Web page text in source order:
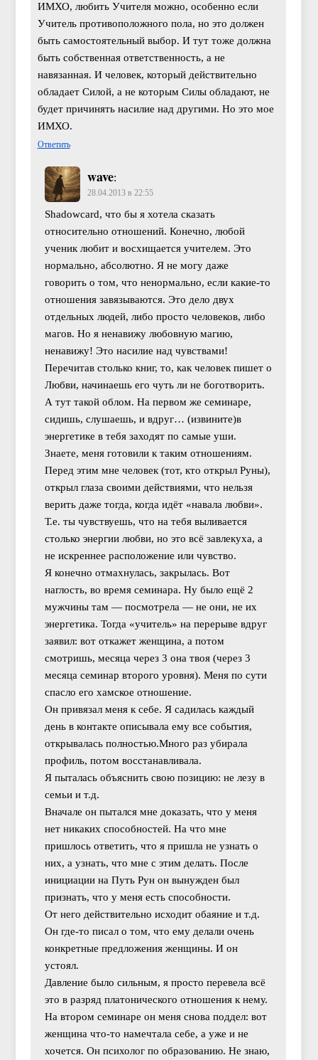
ИМХО, любить Учителя можно, особенно если
Учитель противоположного пола, но это должен
быть самостоятельный выбор. И тут тоже должна
быть собственная ответственность, а не
навязанная. И человек, который действительно
обладает Силой, а не которым Силы обладают, не
будет причинять насилие над другими. Но это мое
ИМХО.
Ответить
wave:
28.04.2013 в 22:55
Shadowcard, что бы я хотела сказать
относительно отношений. Конечно, любой
ученик любит и восхищается учителем. Это
нормально, абсолютно. Я не могу даже
говорить о том, что ненормально, если какие-то
отношения завязываются. Это дело двух
отдельных людей, либо просто человеков, либо
магов. Но я ненавижу любовную магию,
ненавижу! Это насилие над чувствами!
Перечитав столько книг, то, как человек пишет о
Любви, начинаешь его чуть ли не боготворить.
А тут такой облом. На первом же семинаре,
сидишь, слушаешь, и вдруг… (извините)в
энергетике в тебя заходят по самые уши.
Знаете, меня готовили к таким отношениям.
Перед этим мне человек (тот, кто открыл Руны),
открыл глаза своими действиями, что нельзя
верить даже тогда, когда идёт «навала любви».
Т.е. ты чувствуешь, что на тебя выливается
столько энергии любви, но это всё завлекуха, а
не искреннее расположение или чувство.
Я конечно отмахнулась, закрылась. Вот
наглость, во время семинара. Ну было ещё 2
мужчины там — посмотрела — не они, не их
энергетика. Тогда «учитель» на перерыве вдруг
заявил: вот откажет женщина, а потом
смотришь, месяца через 3 она твоя (через 3
месяца семинар второго уровня). Меня по сути
спасло его хамское отношение.
Он привязал меня к себе. Я садилась каждый
день в контакте описывала ему все события,
открывалась полностью.Много раз убирала
профиль, потом восстанавливала.
Я пыталась объяснить свою позицию: не лезу в
семьи и т.д.
Вначале он пытался мне доказать, что у меня
нет никаких способностей. На что мне
пришлось ответить, что я пришла не узнать о
них, а узнать, что мне с этим делать. После
инициации на Путь Рун он вынужден был
признать, что у меня есть способности.
От него действительно исходит обаяние и т.д.
Он где-то писал о том, что ему делали очень
конкретные предложения женщины. И он
устоял.
Давление было сильным, я просто перевела всё
это в разряд платонического отношения к нему.
На втором семинаре он меня снова поддел: вот
женщина что-то намечтала себе, а уже и не
хочется. Он психолог по образованию. Не знаю,